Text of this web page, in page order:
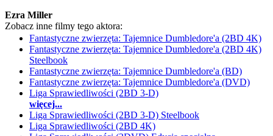
Ezra Miller
Zobacz inne filmy tego aktora:
Fantastyczne zwierzęta: Tajemnice Dumbledore'a (2BD 4K)
Fantastyczne zwierzęta: Tajemnice Dumbledore'a (2BD 4K)
Steelbook
Fantastyczne zwierzęta: Tajemnice Dumbledore'a (BD)
Fantastyczne zwierzęta: Tajemnice Dumbledore'a (DVD)
Liga Sprawiedliwości (2BD 3-D)
więcej...
Liga Sprawiedliwości (2BD 3-D) Steelbook
Liga Sprawiedliwości (2BD 4K)